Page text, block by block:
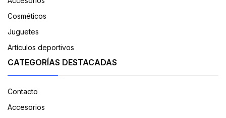
Cosméticos
Juguetes
Artículos deportivos
CATEGORÍAS DESTACADAS
Contacto
Accesorios